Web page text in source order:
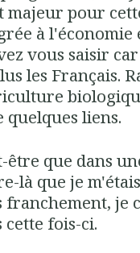
majeur pour
à l'économie
vous saisir
les Français.
quelques liens.
être que dans
là que je
franchement, je
cette fois-ci.